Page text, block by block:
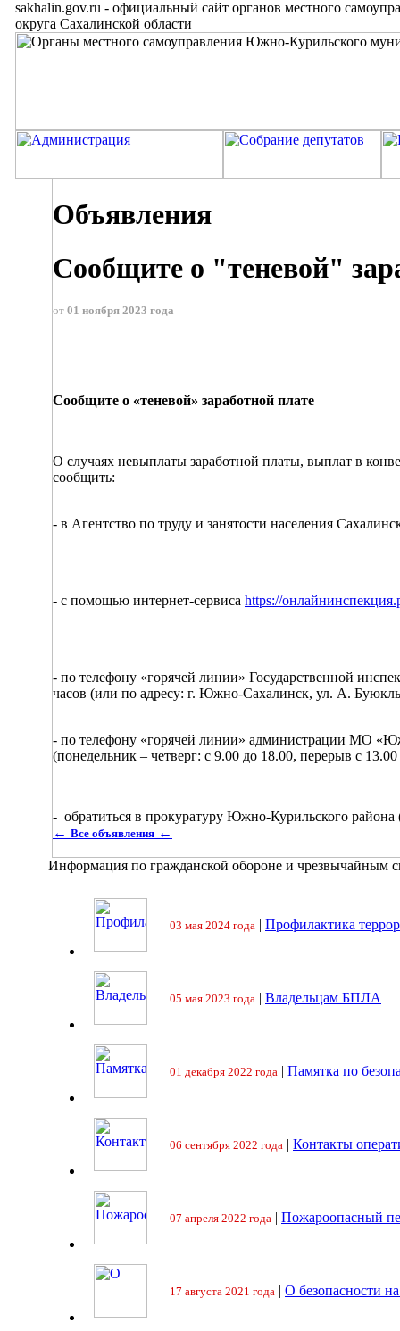
sakhalin.gov.ru - официальный сайт органов местного
округа Сахалинской области
Объявления
Сообщите о "теневой"
от 01 ноября 2023 года
Сообщите о «теневой» заработной плате
О случаях невыплаты заработной платы, выплат в
сообщить:
- в Агентство по труду и занятости населения
- с помощью интернет-сервиса https://
- по телефону «горячей линии» Государственной
часов (или по адресу: г. Южно-Сахалинск, ул. А.
- по телефону «горячей линии» администрации МО
(понедельник – четверг: с 9.00 до 18.00, перерыв с
- обратиться в прокуратуру Южно-Курильского
← Все объявления ←
Информация по гражданской обороне и чрезвычайным
03 мая 2024 года | Профилактика
05 мая 2023 года | Владельцам БПЛА
01 декабря 2022 года | Памятка по
06 сентября 2022 года | Контакты
07 апреля 2022 года | Пожароопасный
17 августа 2021 года | О безопасности